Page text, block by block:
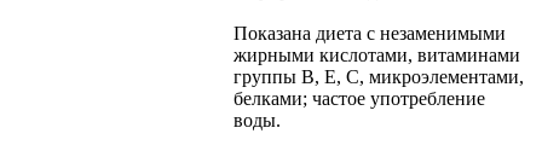
Показана диета с незаменимыми
жирными кислотами, витаминами
группы В, Е, С, микроэлементами,
белками; частое употребление
воды.